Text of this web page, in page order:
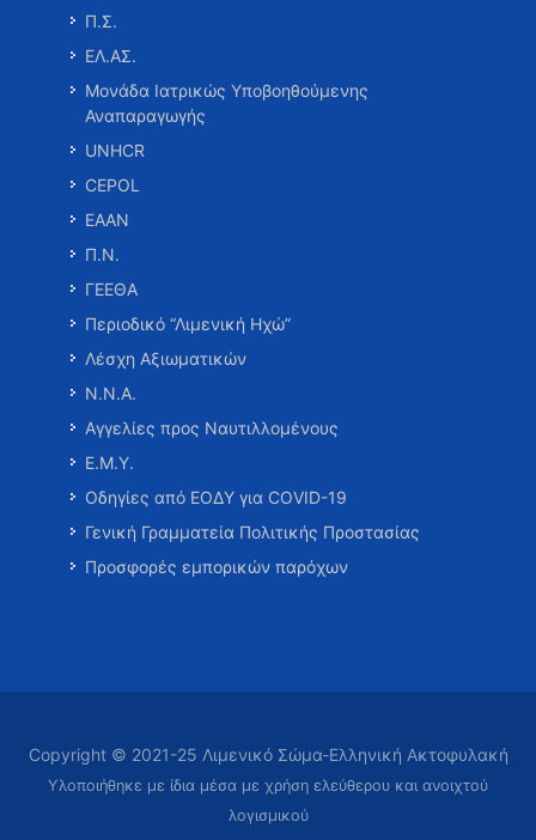
Π.Σ.
ΕΛ.ΑΣ.
Μονάδα Ιατρικώς Υποβοηθούμενης
Αναπαραγωγής
UNHCR
CEPOL
ΕΑΑΝ
Π.Ν.
ΓΕΕΘΑ
Περιοδικό “Λιμενική Ηχώ”
Λέσχη Αξιωματικών
Ν.Ν.Α.
Αγγελίες προς Ναυτιλλομένους
Ε.Μ.Υ.
Οδηγίες από ΕΟΔΥ για COVID-19
Γενική Γραμματεία Πολιτικής Προστασίας
Προσφορές εμπορικών παρόχων
Copyright © 2021-25 Λιμενικό Σώμα-Ελληνική Ακτοφυλακή
Υλοποιήθηκε με ίδια μέσα με χρήση ελεύθερου και ανοιχτού
λογισμικού